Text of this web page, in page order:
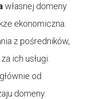
własnej domeny
ekonomiczna.
z pośredników,
za ich usługi.
od
domeny.